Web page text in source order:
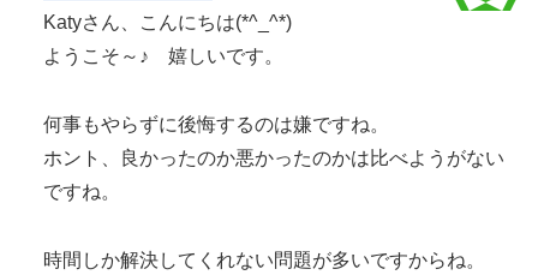
Katyさん、こんにちは(*^_^*)
ようこそ～♪ 嬉しいです。
何事もやらずに後悔するのは嫌ですね。
ホント、良かったのか悪かったのかは比べようがない
ですね。
時間しか解決してくれない問題が多いですからね。